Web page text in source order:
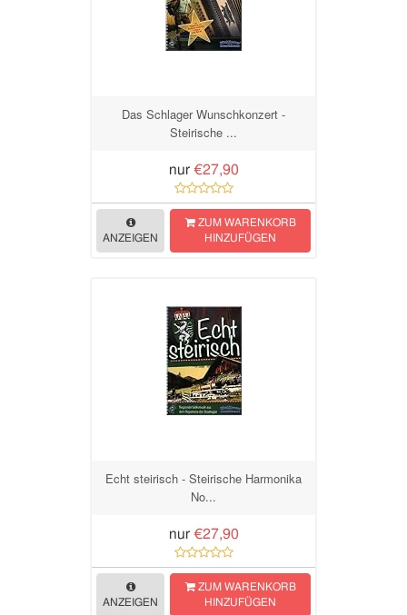
Das Schlager Wunschkonzert -
Steirische ...
nur €27,90
ANZEIGEN
ZUM WARENKORB
HINZUFÜGEN
Echt steirisch - Steirische Harmonika
No...
nur €27,90
ANZEIGEN
ZUM WARENKORB
HINZUFÜGEN